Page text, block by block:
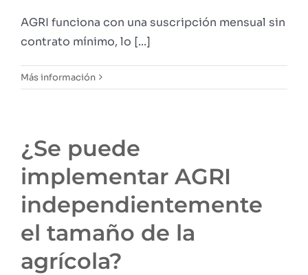
AGRI funciona con una suscripción mensual sin
contrato mínimo, lo [...]
Más información
¿Se puede
implementar AGRI
independientemente
el tamaño de la
agrícola?